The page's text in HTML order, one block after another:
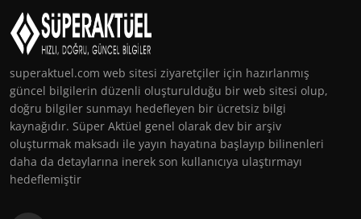
superaktuel.com web sitesi ziyaretçiler için hazırlanmış
güncel bilgilerin düzenli oluşturulduğu bir web sitesi olup,
doğru bilgiler sunmayı hedefleyen bir ücretsiz bilgi
kaynağıdır. Süper Aktüel genel olarak dev bir arşiv
oluşturmak maksadı ile yayın hayatına başlayıp bilinenleri
daha da detaylarına inerek son kullanıcıya ulaştırmayı
hedeflemiştir